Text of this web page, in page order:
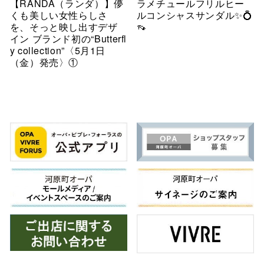
【RANDA（ランダ）】儚
くも美しい女性らしさ
を、そっと映し出すデザ
イン ブランド初の“Butterfl
y collection”〈5月1日
（金）発売〉①
ラメチュールフリルヒー
ルコンシャスサンダル✨💍
👡